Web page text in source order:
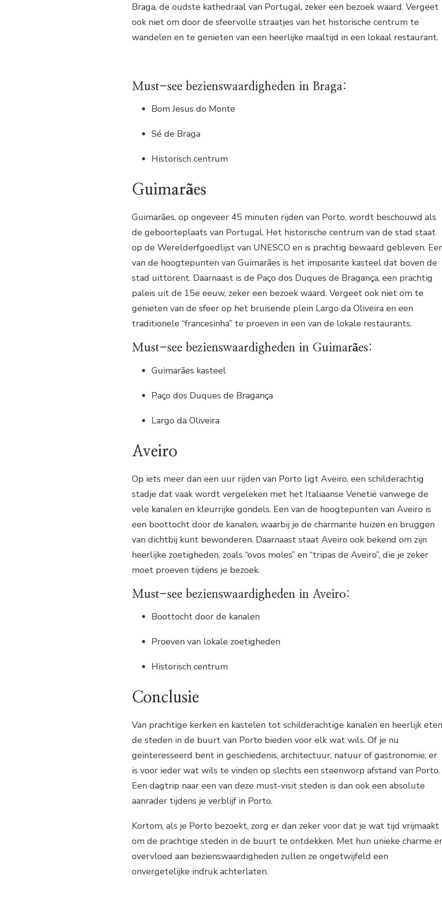
Braga, de oudste kathedraal van Portugal, zeker een bezoek waard. Vergeet
ook niet om door de sfeervolle straatjes van het historische centrum te
wandelen en te genieten van een heerlijke maaltijd in een lokaal restaurant.
Must-see bezienswaardigheden in Braga:
Bom Jesus do Monte
Sé de Braga
Historisch centrum
Guimarães
Guimarães, op ongeveer 45 minuten rijden van Porto, wordt beschouwd als
de geboorteplaats van Portugal. Het historische centrum van de stad staat
op de Werelderfgoedlijst van UNESCO en is prachtig bewaard gebleven.
van de hoogtepunten van Guimarães is het imposante kasteel dat boven de
stad uittorent. Daarnaast is de Paço dos Duques de Bragança, een prachtig
paleis uit de 15e eeuw, zeker een bezoek waard. Vergeet ook niet om te
genieten van de sfeer op het bruisende plein Largo da Oliveira en een
traditionele “francesinha” te proeven in een van de lokale restaurants.
Must-see bezienswaardigheden in Guimarães:
Guimarães kasteel
Paço dos Duques de Bragança
Largo da Oliveira
Aveiro
Op iets meer dan een uur rijden van Porto ligt Aveiro, een schilderachtig
stadje dat vaak wordt vergeleken met het Italiaanse Venetië vanwege de
vele kanalen en kleurrijke gondels. Een van de hoogtepunten van Aveiro is
een boottocht door de kanalen, waarbij je de charmante huizen en bruggen
van dichtbij kunt bewonderen. Daarnaast staat Aveiro ook bekend om zijn
heerlijke zoetigheden, zoals “ovos moles” en “tripas de Aveiro”, die je zeker
moet proeven tijdens je bezoek.
Must-see bezienswaardigheden in Aveiro:
Boottocht door de kanalen
Proeven van lokale zoetigheden
Historisch centrum
Conclusie
Van prachtige kerken en kastelen tot schilderachtige kanalen en heerlijk
de steden in de buurt van Porto bieden voor elk wat wils. Of je nu
geïnteresseerd bent in geschiedenis, architectuur, natuur of gastronomie, er
is voor ieder wat wils te vinden op slechts een steenworp afstand van Porto.
Een dagtrip naar een van deze must-visit steden is dan ook een absolute
aanrader tijdens je verblijf in Porto.
Kortom, als je Porto bezoekt, zorg er dan zeker voor dat je wat tijd vrijmaakt
om de prachtige steden in de buurt te ontdekken. Met hun unieke charme
overvloed aan bezienswaardigheden zullen ze ongetwijfeld een
onvergetelijke indruk achterlaten.